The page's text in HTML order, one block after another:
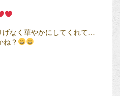
げなく華やかにしてくれて…
ね？